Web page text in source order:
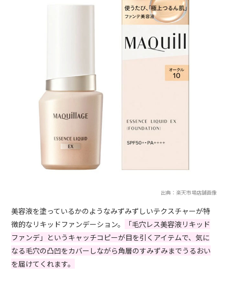
出典：楽天市場店舗画像
美容液を塗っているかのようなみずみずしいテクスチャーが特
徴的なリキッドファンデーション。
「毛穴レス美容液リキッド
ファンデ」というキャッチコピーが目を引くアイテムで、気に
なる毛穴の凸凹をカバーしながら角層のすみずみまでうるおい
を届けてくれます。